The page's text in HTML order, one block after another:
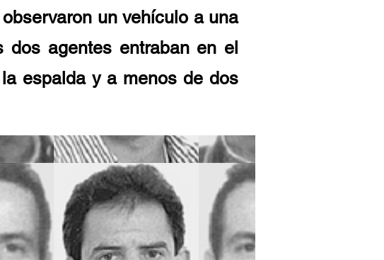
un vehículo a una
agentes entraban en el
espalda y a menos de dos